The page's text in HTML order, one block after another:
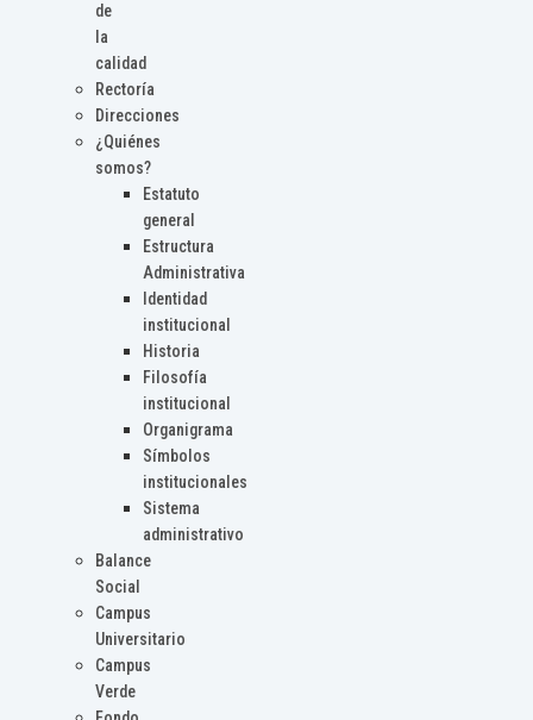
de
la
calidad
Rectoría
Direcciones
¿Quiénes
somos?
Estatuto
general
Estructura
Administrativa
Identidad
institucional
Historia
Filosofía
institucional
Organigrama
Símbolos
institucionales
Sistema
administrativo
Balance
Social
Campus
Universitario
Campus
Verde